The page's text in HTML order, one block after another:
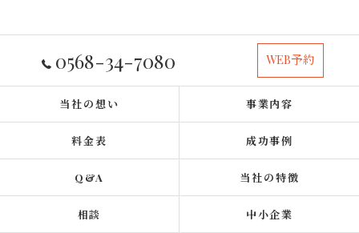
0568-34-7080 WEB予約
当社の想い 事業内容
料金表 成功事例
Q&A 当社の特徴
相談 中小企業